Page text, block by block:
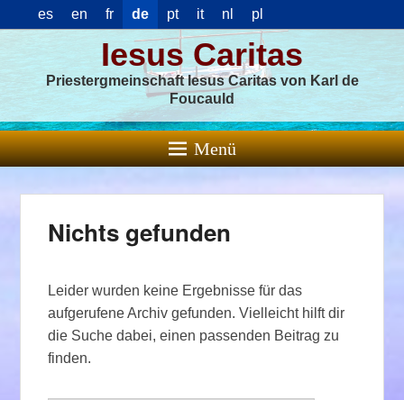
es en fr de pt it nl pl
Iesus Caritas
Priestergmeinschaft Iesus Caritas von Karl de
Foucauld
Menü
Nichts gefunden
Leider wurden keine Ergebnisse für das
aufgerufene Archiv gefunden. Vielleicht hilft dir
die Suche dabei, einen passenden Beitrag zu
finden.